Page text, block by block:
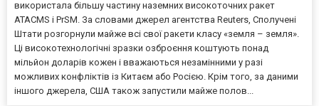
використала більшу частину наземних високоточних ракет
ATACMS і PrSM. За словами джерел агентства Reuters, Сполучені
Штати розгорнули майже всі свої ракети класу «земля – земля».
Ці високотехнологічні зразки озброєння коштують понад
мільйон доларів кожен і вважаються незамінними у разі
можливих конфліктів із Китаєм або Росією. Крім того, за даними
іншого джерела, США також запустили майже полов...